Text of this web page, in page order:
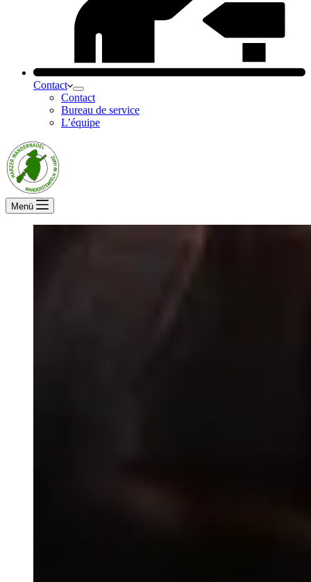
Contact
Contact
Bureau de service
L’équipe
Menü